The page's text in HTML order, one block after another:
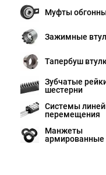
Муфты
Зажимные
Тапербуш
Зубчатые
шестерни
Системы
перемещения
Манжеты
армированные